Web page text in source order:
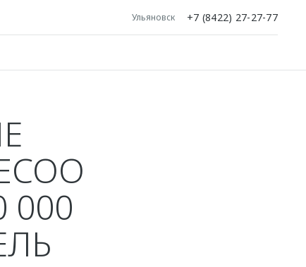
Ульяновск +7 (8422) 27-27-77